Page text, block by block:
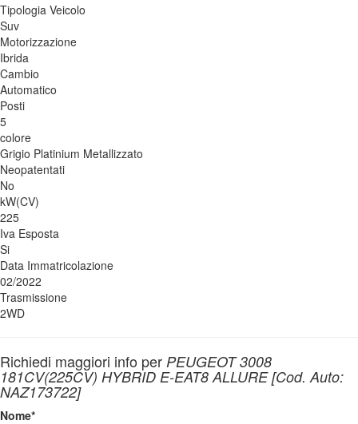
Tipologia Veicolo
Suv
Motorizzazione
Ibrida
Cambio
Automatico
Posti
5
colore
Grigio Platinium Metallizzato
Neopatentati
No
kW(CV)
225
Iva Esposta
Si
Data Immatricolazione
02/2022
Trasmissione
2WD
Richiedi maggiori info per PEUGEOT 3008
181CV(225CV) HYBRID E-EAT8 ALLURE [Cod. Auto:
NAZ173722]
Nome*